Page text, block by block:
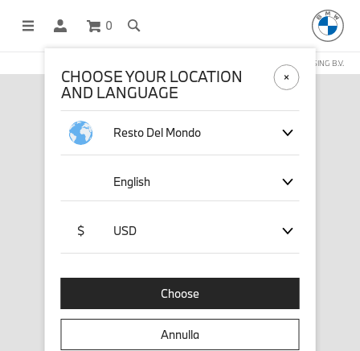
0
NEGOZIO ONLINE GESTITO DA STICHD SPORTMERCHANDISING B.V.
CHOOSE YOUR LOCATION
AND LANGUAGE
Resto Del Mondo
English
$ USD
Choose
Annulla